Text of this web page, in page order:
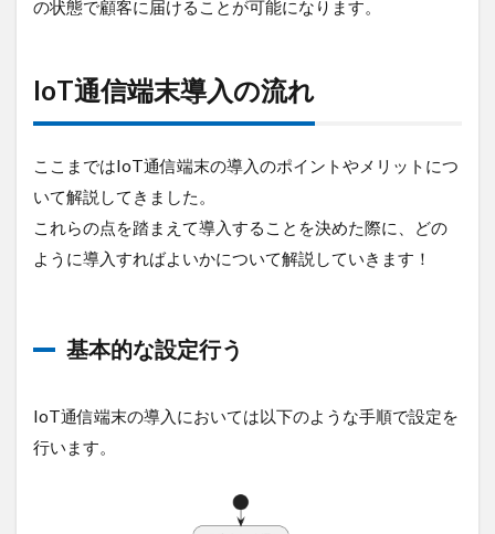
の状態で顧客に届けることが可能になります。
IoT通信端末導入の流れ
ここまではIoT通信端末の導入のポイントやメリットにつ
いて解説してきました。
これらの点を踏まえて導入することを決めた際に、どの
ように導入すればよいかについて解説していきます！
基本的な設定行う
IoT通信端末の導入においては以下のような手順で設定を
行います。